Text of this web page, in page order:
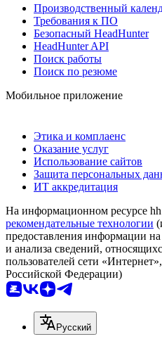
Производственный
Требования к ПО
Безопасный HeadHunter
HeadHunter API
Поиск работы
Поиск по резюме
Мобильное приложение
Этика и комплаенс
Оказание услуг
Использование сайтов
Защита персональных
ИТ аккредитация
На информационном ресурсе
рекомендательные технологии
предоставления информации
и анализа сведений,
пользователей сети
Российской Федерации)
Русский